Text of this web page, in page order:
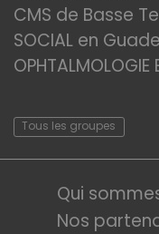
CMS de Basse
SOCIAL en
OPHTALMOLOGIE
Tous les groupes
Qui
Nos